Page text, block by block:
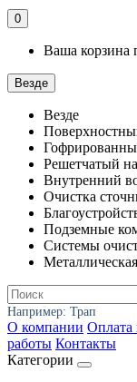
0
Ваша корзина
Везде
Везде
Решетчатый
Внутренний
Очистка
Подземные
Системы
Например: Трап
О компании Оплата
работы Контакты
Категории